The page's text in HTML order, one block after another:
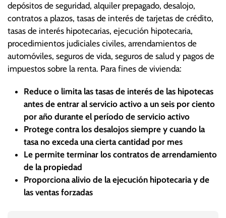
depósitos de seguridad, alquiler prepagado, desalojo,
contratos a plazos, tasas de interés de tarjetas de crédito,
tasas de interés hipotecarias, ejecución hipotecaria,
procedimientos judiciales civiles, arrendamientos de
automóviles, seguros de vida, seguros de salud y pagos de
impuestos sobre la renta. Para fines de vivienda:
Reduce o limita las tasas de interés de las hipotecas
antes de entrar al servicio activo a un seis por ciento
por año durante el período de servicio activo
Protege contra los desalojos siempre y cuando la
tasa no exceda una cierta cantidad por mes
Le permite terminar los contratos de arrendamiento
de la propiedad
Proporciona alivio de la ejecución hipotecaria y de
las ventas forzadas